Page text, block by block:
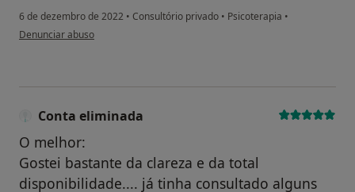
6 de dezembro de 2022 • Consultório privado • Psicoterapia •
na opinião do utilizador Paciente
Denunciar abuso
Conta eliminada
O melhor:
Gostei bastante da clareza e da total
disponibilidade.... já tinha consultado alguns